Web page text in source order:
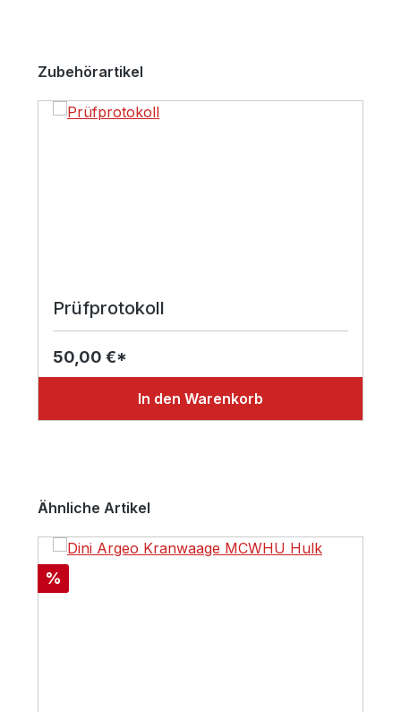
Produktgalerie überspringen
Zubehörartikel
Prüfprotokoll
50,00 €*
In den Warenkorb
Produktgalerie überspringen
Ähnliche Artikel
Rabatt
%